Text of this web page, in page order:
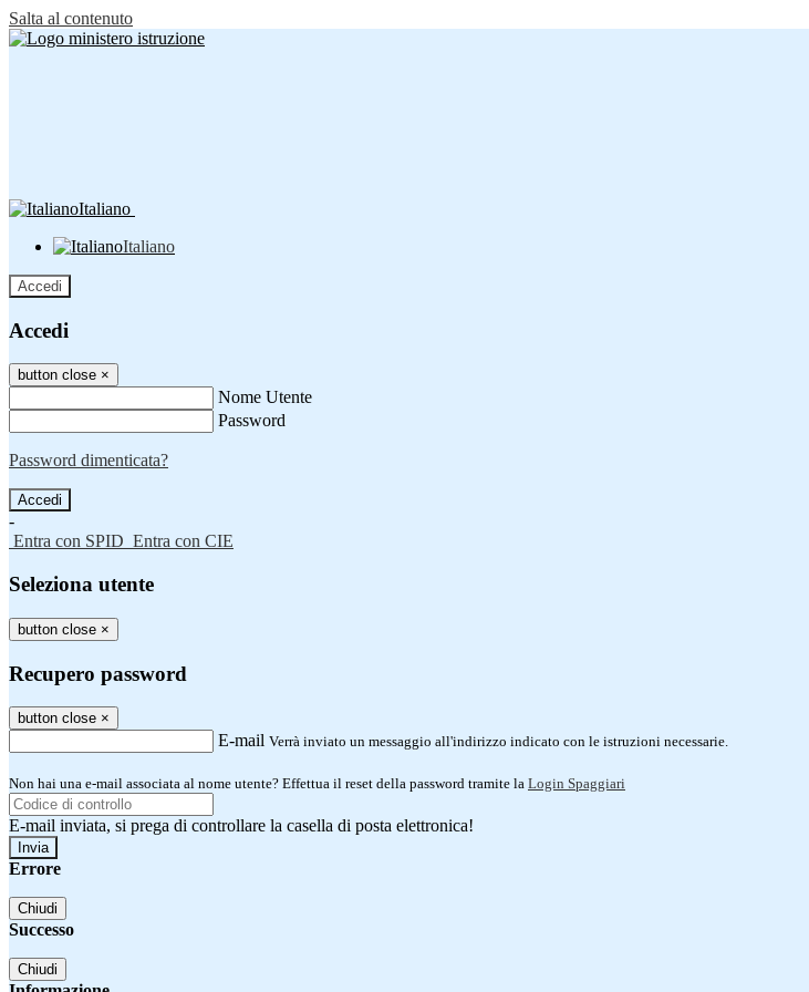
Salta al contenuto
Italiano
Italiano
Accedi
Accedi
button close ×
Nome Utente
Password
Password dimenticata?
-
Entra con SPID Entra con CIE
Seleziona utente
button close ×
Recupero password
button close ×
E-mail Verrà inviato un messaggio all'indirizzo indicato con le istruzioni necessarie.
Non hai una e-mail associata al nome utente? Effettua il reset della password tramite la Login Spaggiari
E-mail inviata, si prega di controllare la casella di posta elettronica!
Errore
Chiudi
Successo
Chiudi